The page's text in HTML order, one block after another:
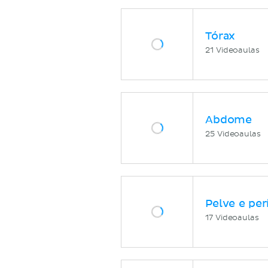
Tórax
21 Videoaulas
Abdome
25 Videoaulas
Pelve e
17 Videoaulas